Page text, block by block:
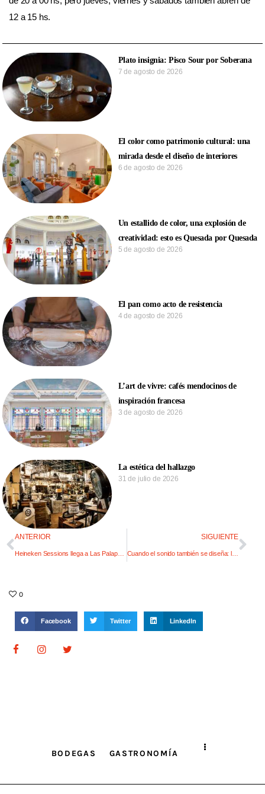
12 a 15 hs.
Plato insignia: Pisco Sour por Soberana
7 de agosto de 2026
El color como patrimonio cultural: una
mirada desde el diseño de interiores
6 de agosto de 2026
Un estallido de color, una explosión de
creatividad: esto es Quesada por Quesada
5 de agosto de 2026
El pan como acto de resistencia
4 de agosto de 2026
L’art de vivre: cafés mendocinos de
inspiración francesa
3 de agosto de 2026
La estética del hallazgo
31 de julio de 2026
ANTERIOR
Heineken Sessions llega a Las Palapas para encender el carnaval en la montaña
SIGUIENTE
Cuando el sonido también se diseña: la música como parte de la experiencia
0
Facebook Twitter LinkedIn
BODEGAS GASTRONOMÍA